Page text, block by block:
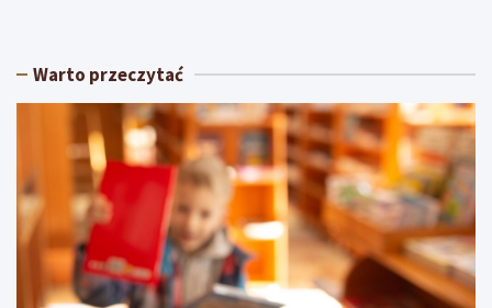
c
e
e
k
e
w
k
i
e
m
Warto przeczytać